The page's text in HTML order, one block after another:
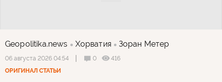
Geopolitika.news Хорватия Зоран Метер
06 августа 2026 04:54 0
416
ОРИГИНАЛ СТАТЬИ